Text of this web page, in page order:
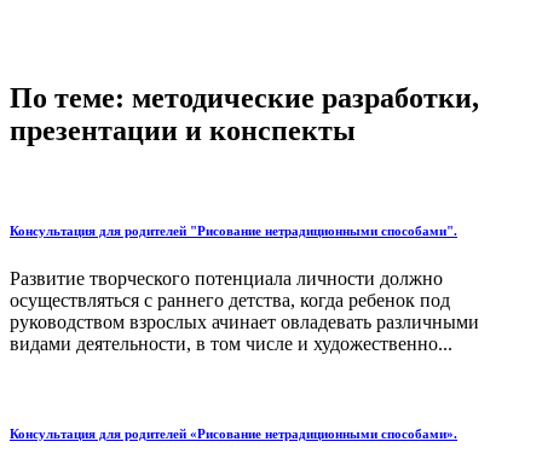
По теме: методические разработки,
презентации и конспекты
Консультация для родителей "Рисование нетрадиционными способами".
Развитие творческого потенциала личности должно
осуществляться с раннего детства, когда ребенок под
руководством взрослых ачинает овладевать различными
видами деятельности, в том числе и художественно...
Консультация для родителей «Рисование нетрадиционными способами».